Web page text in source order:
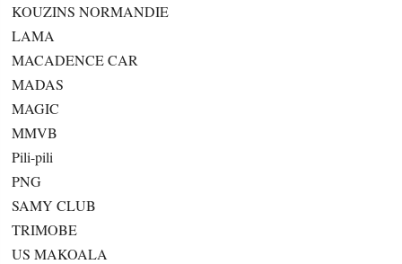
KOUZINS NORMANDIE
LAMA
MACADENCE CAR
MADAS
MAGIC
MMVB
Pili-pili
PNG
SAMY CLUB
TRIMOBE
US MAKOALA